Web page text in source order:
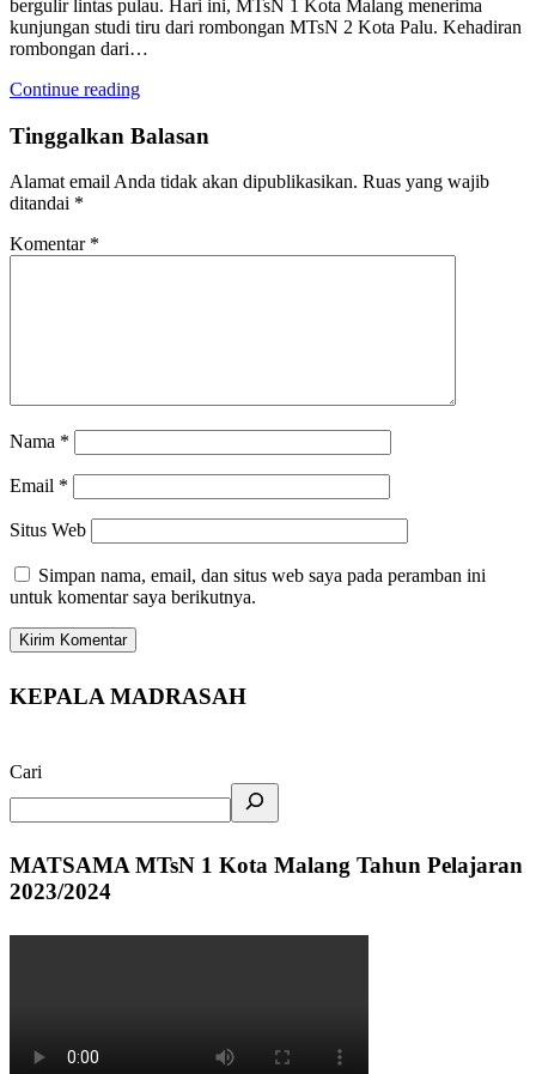
bergulir lintas pulau. Hari ini, MTsN 1 Kota Malang menerima
kunjungan studi tiru dari rombongan MTsN 2 Kota Palu. Kehadiran
rombongan dari…
Continue reading
Tinggalkan Balasan
Alamat email Anda tidak akan dipublikasikan. Ruas yang wajib
ditandai *
Komentar *
Nama *
Email *
Situs Web
Simpan nama, email, dan situs web saya pada peramban ini
untuk komentar saya berikutnya.
KEPALA MADRASAH
Cari
MATSAMA MTsN 1 Kota Malang Tahun Pelajaran
2023/2024